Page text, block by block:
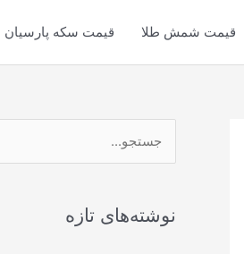
قیمت شمش طلا قیمت سکه پارسیان
جنوشته‌های تازه